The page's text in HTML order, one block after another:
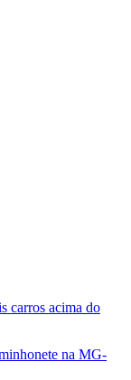
carros acima do
na MG-